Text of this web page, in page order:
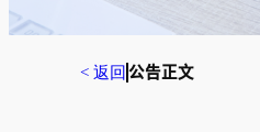
< 返回 公告正文